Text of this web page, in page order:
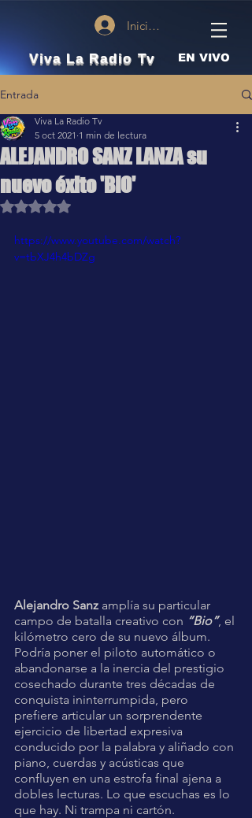
Iniciar sesión
Viva La Radio Tv EN VIVO
Entrada
ALEJANDRO SANZ LANZA su
nuevo éxito 'BIO'
Viva La Radio Tv
5 oct 2021 1 min de lectura
Obtuvo NaN de 5 estrellas.
https://www.youtube.com/watch?
v=tbXJ4h4bDZg
Alejandro Sanz amplía su particular
campo de batalla creativo con “Bio”, el
kilómetro cero de su nuevo álbum.
Podría poner el piloto automático o
abandonarse a la inercia del prestigio
cosechado durante tres décadas de
conquista ininterrumpida, pero
prefiere articular un sorprendente
ejercicio de libertad expresiva
conducido por la palabra y aliñado con
piano, cuerdas y acústicas que
confluyen en una estrofa final ajena a
dobles lecturas. Lo que escuchas es lo
que hay. Ni trampa ni cartón.